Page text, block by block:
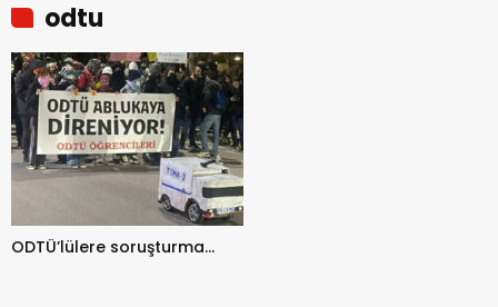
odtu
ODTÜ’lülere soruşturma…